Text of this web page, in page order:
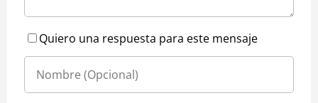
Quiero una respuesta para este mensaje